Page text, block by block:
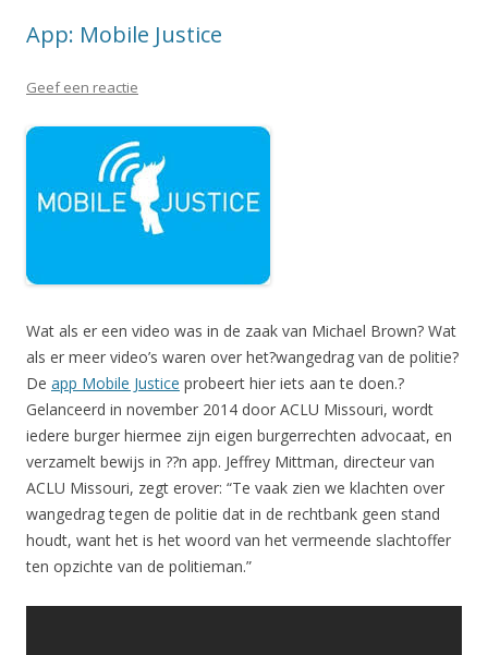
App: Mobile Justice
Geef een reactie
Wat als er een video was in de zaak van Michael Brown? Wat
als er meer video’s waren over het?wangedrag van de politie?
De app Mobile Justice probeert hier iets aan te doen.?
Gelanceerd in november 2014 door ACLU Missouri, wordt
iedere burger hiermee zijn eigen burgerrechten advocaat, en
verzamelt bewijs in ??n app. Jeffrey Mittman, directeur van
ACLU Missouri, zegt erover: “Te vaak zien we klachten over
wangedrag tegen de politie dat in de rechtbank geen stand
houdt, want het is het woord van het vermeende slachtoffer
ten opzichte van de politieman.”